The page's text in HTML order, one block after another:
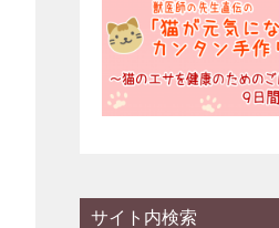
サイト内検索